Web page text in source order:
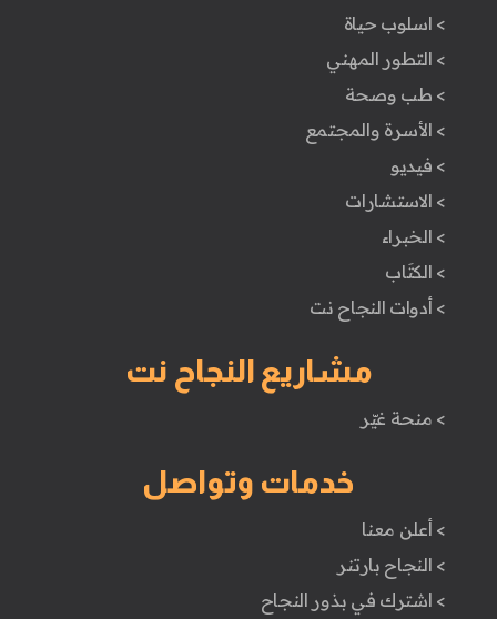
> اسلوب حياة
> التطور المهني
> طب وصحة
> الأسرة والمجتمع
> فيديو
> الاستشارات
> الخبراء
> الكتَاب
> أدوات النجاح نت
مشاريع النجاح نت
> منحة غيّر
خدمات وتواصل
> أعلن معنا
> النجاح بارتنر
> اشترك في بذور النجاح